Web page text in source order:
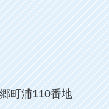
町浦110番地